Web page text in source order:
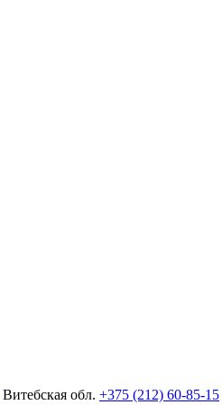
Витебская обл. +375 (212) 60-85-15